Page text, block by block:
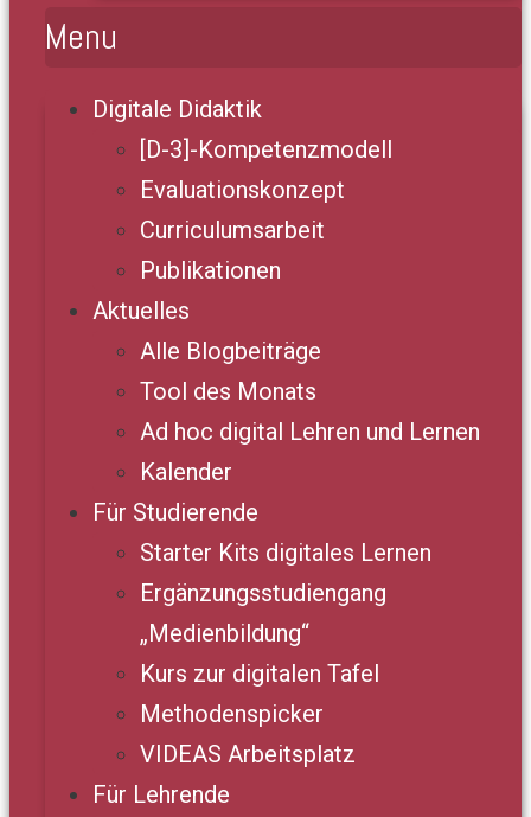
Menu
Digitale Didaktik
[D-3]-Kompetenzmodell
Evaluationskonzept
Curriculumsarbeit
Publikationen
Aktuelles
Alle Blogbeiträge
Tool des Monats
Ad hoc digital Lehren und Lernen
Kalender
Für Studierende
Starter Kits digitales Lernen
Ergänzungsstudiengang
„Medienbildung“
Kurs zur digitalen Tafel
Methodenspicker
VIDEAS Arbeitsplatz
Für Lehrende